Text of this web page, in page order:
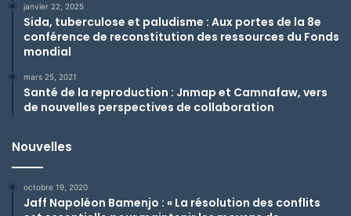
janvier 22, 2025
Sida, tuberculose et paludisme : Aux portes de la 8e
conférence de reconstitution des ressources du Fonds
mondial
mars 25, 2021
Santé de la reproduction : Jnmap et Camnafaw, vers
de nouvelles perspectives de collaboration
Nouvelles
octobre 19, 2020
Jaff Napoléon Bamenjo : « La résolution des conflits